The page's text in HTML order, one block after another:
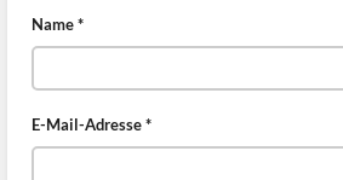
Name*
E-Mail-Adresse*